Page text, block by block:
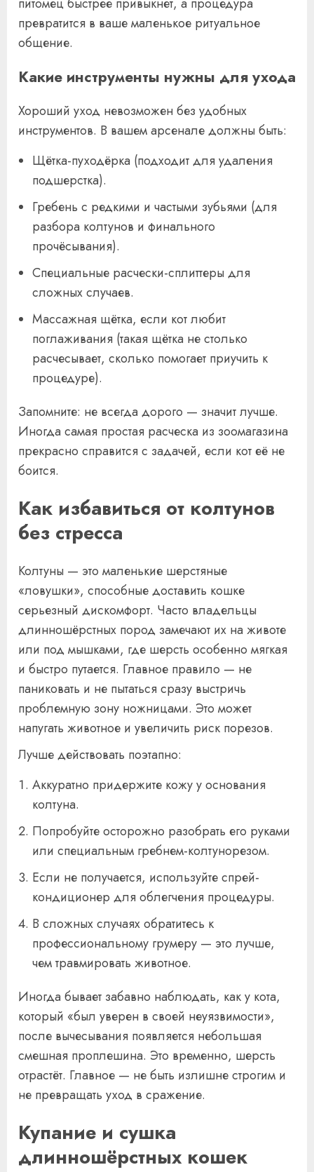
превратится в ваше маленькое ритуальное
общение.
Какие инструменты нужны для ухода
Хороший уход невозможен без удобных
инструментов. В вашем арсенале должны быть:
Щётка-пуходёрка (подходит для удаления
подшерстка).
Гребень с редкими и частыми зубьями (для
разбора колтунов и финального
прочёсывания).
Специальные расчески-сплиттеры для
сложных случаев.
Массажная щётка, если кот любит
поглаживания (такая щётка не столько
расчесывает, сколько помогает приучить к
процедуре).
Запомните: не всегда дорого — значит лучше.
Иногда самая простая расческа из зоомагазина
прекрасно справится с задачей, если кот её не
боится.
Как избавиться от колтунов
без стресса
Колтуны — это маленькие шерстяные
«ловушки», способные доставить кошке
серьезный дискомфорт. Часто владельцы
длинношёрстных пород замечают их на животе
или под мышками, где шерсть особенно мягкая
и быстро путается. Главное правило — не
паниковать и не пытаться сразу выстричь
проблемную зону ножницами. Это может
напугать животное и увеличить риск порезов.
Лучше действовать поэтапно:
Аккуратно придержите кожу у основания
колтуна.
Попробуйте осторожно разобрать его руками
или специальным гребнем-колтунорезом.
Если не получается, используйте спрей-
кондиционер для облегчения процедуры.
В сложных случаях обратитесь к
профессиональному грумеру — это лучше,
чем травмировать животное.
Иногда бывает забавно наблюдать, как у кота,
который «был уверен в своей неуязвимости»,
после вычесывания появляется небольшая
смешная проплешина. Это временно, шерсть
отрастёт. Главное — не быть излишне строгим и
не превращать уход в сражение.
Купание и сушка
длинношёрстных кошек